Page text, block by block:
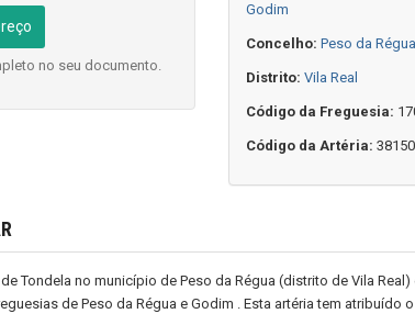
no seu documento.
Godim
Concelho: Peso da Régua
Distrito: Vila Real
Código da Freguesia:
Código da Artéria:
Tondela no município de Peso da Régua (distrito de Vila Real)
de Peso da Régua e Godim . Esta artéria tem atribuído